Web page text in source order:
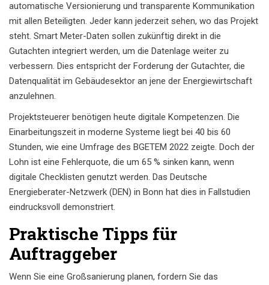
automatische Versionierung und transparente Kommunikation
mit allen Beteiligten. Jeder kann jederzeit sehen, wo das Projekt
steht. Smart Meter-Daten sollen zukünftig direkt in die
Gutachten integriert werden, um die Datenlage weiter zu
verbessern. Dies entspricht der Forderung der Gutachter, die
Datenqualität im Gebäudesektor an jene der Energiewirtschaft
anzulehnen.
Projektsteuerer benötigen heute digitale Kompetenzen. Die
Einarbeitungszeit in moderne Systeme liegt bei 40 bis 60
Stunden, wie eine Umfrage des BGETEM 2022 zeigte. Doch der
Lohn ist eine Fehlerquote, die um 65 % sinken kann, wenn
digitale Checklisten genutzt werden. Das Deutsche
Energieberater-Netzwerk (DEN) in Bonn hat dies in Fallstudien
eindrucksvoll demonstriert.
Praktische Tipps für
Auftraggeber
Wenn Sie eine Großsanierung planen, fordern Sie das